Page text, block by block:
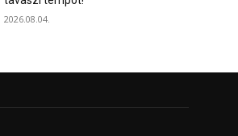
2026.08.04.